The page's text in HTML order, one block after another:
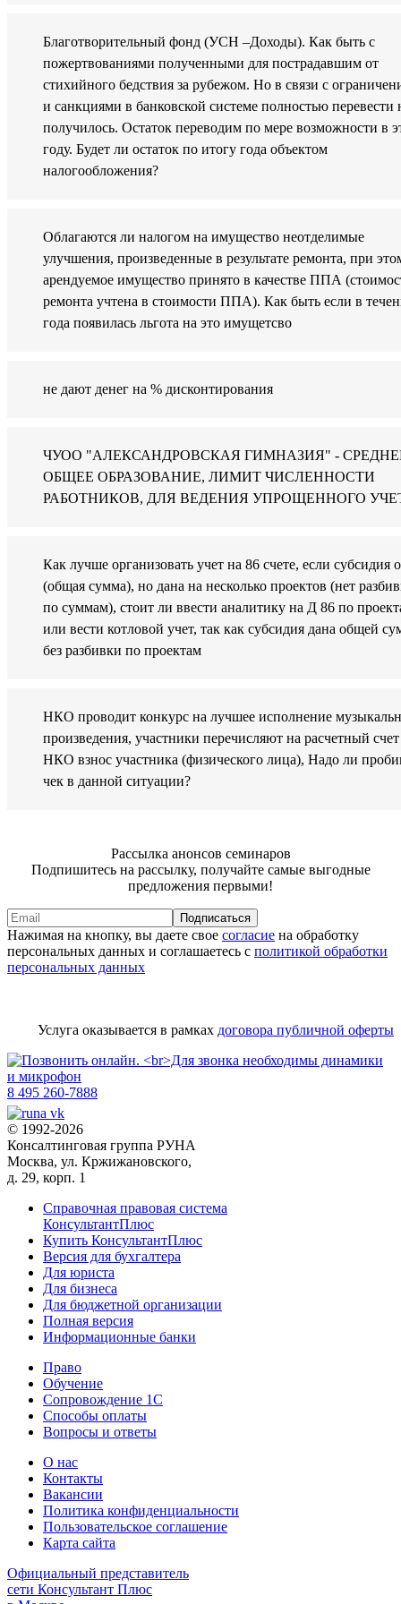
Благотворительный фонд (УСН –Доходы). Как быть с
пожертвованиями полученными для пострадавшим от
стихийного бедствия за рубежом. Но в связи с
и санкциями в банковской системе полностью перевести
получилось. Остаток переводим по мере возможности в
году. Будет ли остаток по итогу года объектом
налогообложения?
Облагаются ли налогом на имущество неотделимые
улучшения, произведенные в результате ремонта, при
арендуемое имущество принято в качестве ППА
ремонта учтена в стоимости ППА). Как быть если в
года появилась льгота на это имущетсво
не дают денег на % дисконтирования
ЧУОО "АЛЕКСАНДРОВСКАЯ ГИМНАЗИЯ" -
ОБЩЕЕ ОБРАЗОВАНИЕ, ЛИМИТ ЧИСЛЕННОСТИ
РАБОТНИКОВ, ДЛЯ ВЕДЕНИЯ УПРОЩЕННОГО
Как лучше организовать учет на 86 счете, если субсидия
(общая сумма), но дана на несколько проектов (нет
по суммам), стоит ли ввести аналитику на Д 86 по
или вести котловой учет, так как субсидия дана общей
без разбивки по проектам
НКО проводит конкурс на лучшее исполнение
произведения, участники перечисляют на расчетный счет
НКО взнос участника (физического лица), Надо ли
чек в данной ситуации?
Рассылка анонсов семинаров
Подпишитесь на рассылку, получайте самые выгодные
предложения первыми!
Подписаться
Нажимая на кнопку, вы даете свое согласие на обработку
персональных данных и соглашаетесь с политикой обработки
персональных данных
Услуга оказывается в рамках договора публичной оферты
8 495 260-7888
© 1992-2026
Консалтинговая группа РУНА
Москва, ул. Кржижановского,
д. 29, корп. 1
Справочная правовая система
КонсультантПлюс
Купить КонсультантПлюс
Версия для бухгалтера
Для юриста
Для бизнеса
Для бюджетной организации
Полная версия
Информационные банки
Право
Обучение
Сопровождение 1С
Способы оплаты
Вопросы и ответы
О нас
Контакты
Вакансии
Политика конфиденциальности
Пользовательское соглашение
Карта сайта
Официальный представитель
сети Консультант Плюс